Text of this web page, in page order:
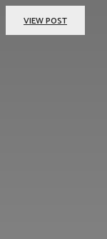
VIEW POST